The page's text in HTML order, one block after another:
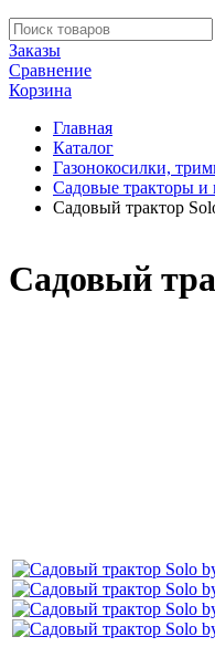
Заказы
Сравнение
Корзина
Главная
Каталог
Газонокосилки,
Садовые тракторы и
Садовый трактор
Садовый